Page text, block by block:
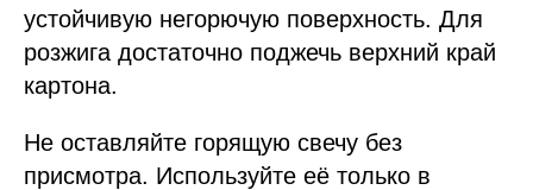
устойчивую негорючую поверхность. Для
розжига достаточно поджечь верхний край
картона.
Не оставляйте горящую свечу без
присмотра. Используйте её только в